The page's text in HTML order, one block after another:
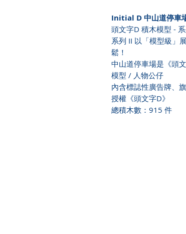
Initial D 中山道停
頭文字D 積木模型 -
系列 II 以「模型級」
鬆！
中山道停車場是《頭
模型 / 人物公仔
內含標誌性廣告牌、
授權《頭文字D》
總積木數：915 件